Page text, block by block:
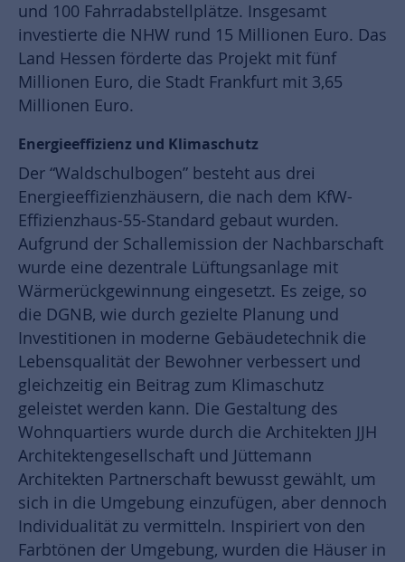
und 100 Fahrradabstellplätze. Insgesamt
investierte die NHW rund 15 Millionen Euro. Das
Land Hessen förderte das Projekt mit fünf
Millionen Euro, die Stadt Frankfurt mit 3,65
Millionen Euro.
Energieeffizienz und Klimaschutz
Der “Waldschulbogen” besteht aus drei
Energieeffizienzhäusern, die nach dem KfW-
Effizienzhaus-55-Standard gebaut wurden.
Aufgrund der Schallemission der Nachbarschaft
wurde eine dezentrale Lüftungsanlage mit
Wärmerückgewinnung eingesetzt. Es zeige, so
die DGNB, wie durch gezielte Planung und
Investitionen in moderne Gebäudetechnik die
Lebensqualität der Bewohner verbessert und
gleichzeitig ein Beitrag zum Klimaschutz
geleistet werden kann. Die Gestaltung des
Wohnquartiers wurde durch die Architekten JJH
Architektengesellschaft und Jüttemann
Architekten Partnerschaft bewusst gewählt, um
sich in die Umgebung einzufügen, aber dennoch
Individualität zu vermitteln. Inspiriert von den
Farbtönen der Umgebung, wurden die Häuser in